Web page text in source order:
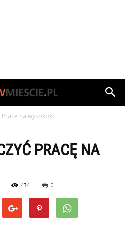
Prace na wysokości
PRACĘ NA
434 0